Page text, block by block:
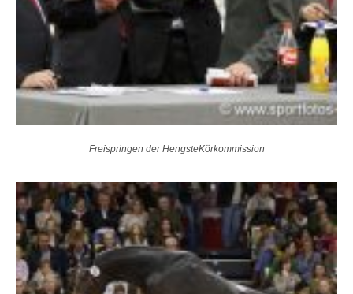
Freispringen der HengsteKörkommission